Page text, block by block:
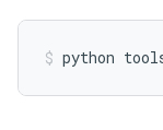
python